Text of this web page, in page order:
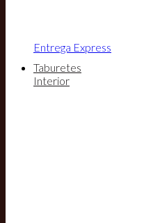
Entrega Express
Taburetes
Interior